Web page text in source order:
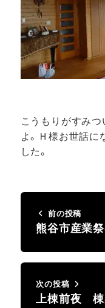
こうもりがすみ
よ。Ｈ様お世話に
した。
前の投稿
熊谷市産業
次の投稿
上棟前夜